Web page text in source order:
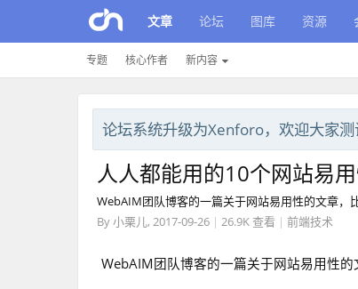
文章
专题 核心作者 新内容
论坛 图库 资源
论坛系统升级为Xenforo，欢迎大家测
人人都能用的10个网站易
WebAIM团队博客的一篇关于网站易用性的文章，
By小栗儿, 2017-09-26 | 26.9K 查看 | 前端技术
WebAIM团队博客的一篇关于网站易用性的